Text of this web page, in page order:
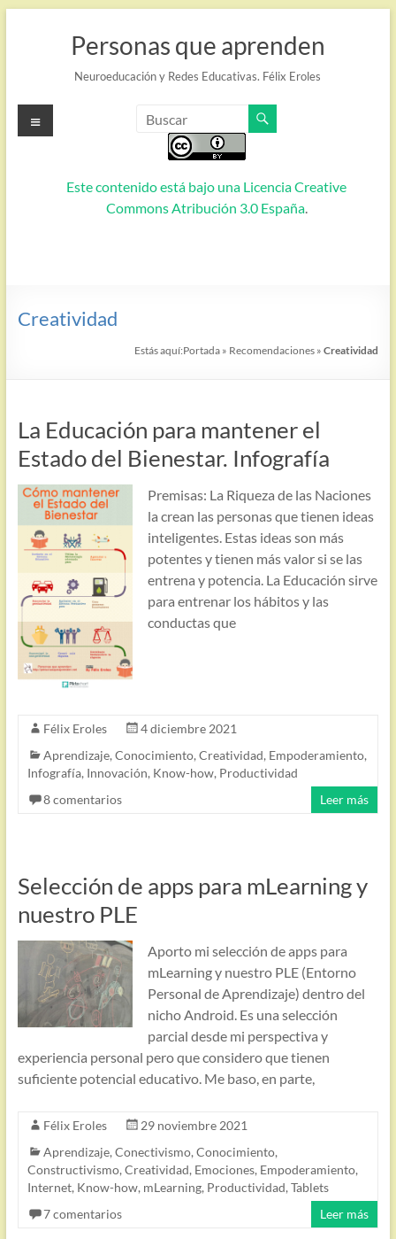
Personas que aprenden
Neuroeducación y Redes Educativas. Félix Eroles
Este contenido está bajo una Licencia Creative
Commons Atribución 3.0 España.
Menú
Creatividad
Estás aquí:Portada » Recomendaciones »Creatividad
La Educación para mantener el
Estado del Bienestar. Infografía
Premisas: La Riqueza de las Naciones
la crean las personas que tienen ideas
inteligentes. Estas ideas son más
potentes y tienen más valor si se las
entrena y potencia. La Educación sirve
para entrenar los hábitos y las
conductas que
Félix Eroles
4 diciembre 2021
Aprendizaje, Conocimiento, Creatividad, Empoderamiento,
Infografía, Innovación, Know-how, Productividad
8 comentarios
Leer más
Selección de apps para mLearning y
nuestro PLE
Aporto mi selección de apps para
mLearning y nuestro PLE (Entorno
Personal de Aprendizaje) dentro del
nicho Android. Es una selección
parcial desde mi perspectiva y
experiencia personal pero que considero que tienen
suficiente potencial educativo. Me baso, en parte,
Félix Eroles
29 noviembre 2021
Aprendizaje, Conectivismo, Conocimiento,
Constructivismo, Creatividad, Emociones, Empoderamiento,
Internet, Know-how, mLearning, Productividad, Tablets
7 comentarios
Leer más